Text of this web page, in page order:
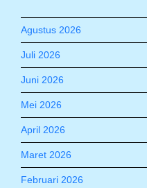
Agustus 2026
Juli 2026
Juni 2026
Mei 2026
April 2026
Maret 2026
Februari 2026